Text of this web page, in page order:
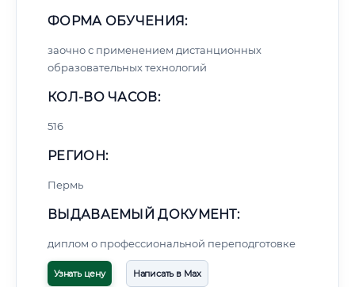
ФОРМА ОБУЧЕНИЯ:
заочно с применением дистанционных
образовательных технологий
КОЛ-ВО ЧАСОВ:
516
РЕГИОН:
Пермь
ВЫДАВАЕМЫЙ ДОКУМЕНТ:
диплом о профессиональной переподготовке
Узнать цену Написать в Max